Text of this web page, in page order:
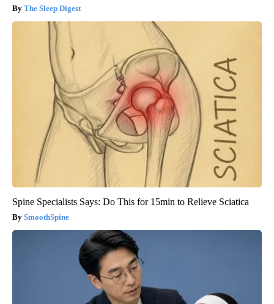
The Sleep Digest
Spine Specialists Says: Do This for 15min to Relieve Sciatica
SmoothSpine